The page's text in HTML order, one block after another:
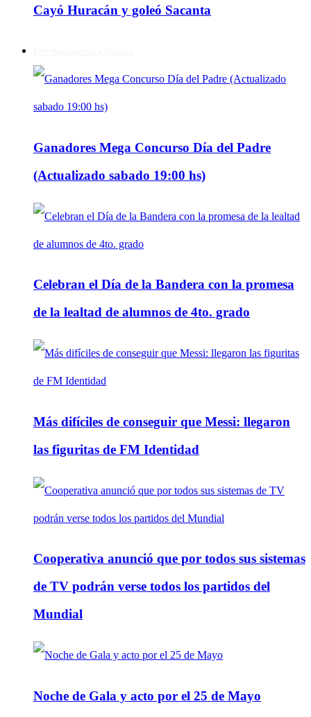
Cayó Huracán y goleó Sacanta
Ganadores Mega Concurso Día del Padre
(Actualizado sabado 19:00 hs)
Celebran el Día de la Bandera con la promesa
de la lealtad de alumnos de 4to. grado
Más difíciles de conseguir que Messi: llegaron
las figuritas de FM Identidad
Cooperativa anunció que por todos sus sistemas
de TV podrán verse todos los partidos del
Mundial
Noche de Gala y acto por el 25 de Mayo